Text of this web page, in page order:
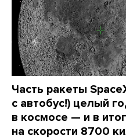
Часть ракеты
с автобус!) целый
в космосе — и в
на скорости 8700